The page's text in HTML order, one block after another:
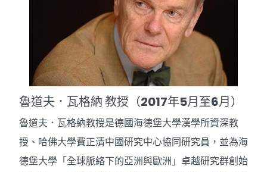
魯道夫．瓦格納 教授（2017年5月至6月）
魯道夫．瓦格納教授是德國海德堡大學漢學所資深教
授、哈佛大學費正清中國研究中心協同研究員，並為海
德堡大學「全球脈絡下的亞洲與歐洲」卓越研究群創始